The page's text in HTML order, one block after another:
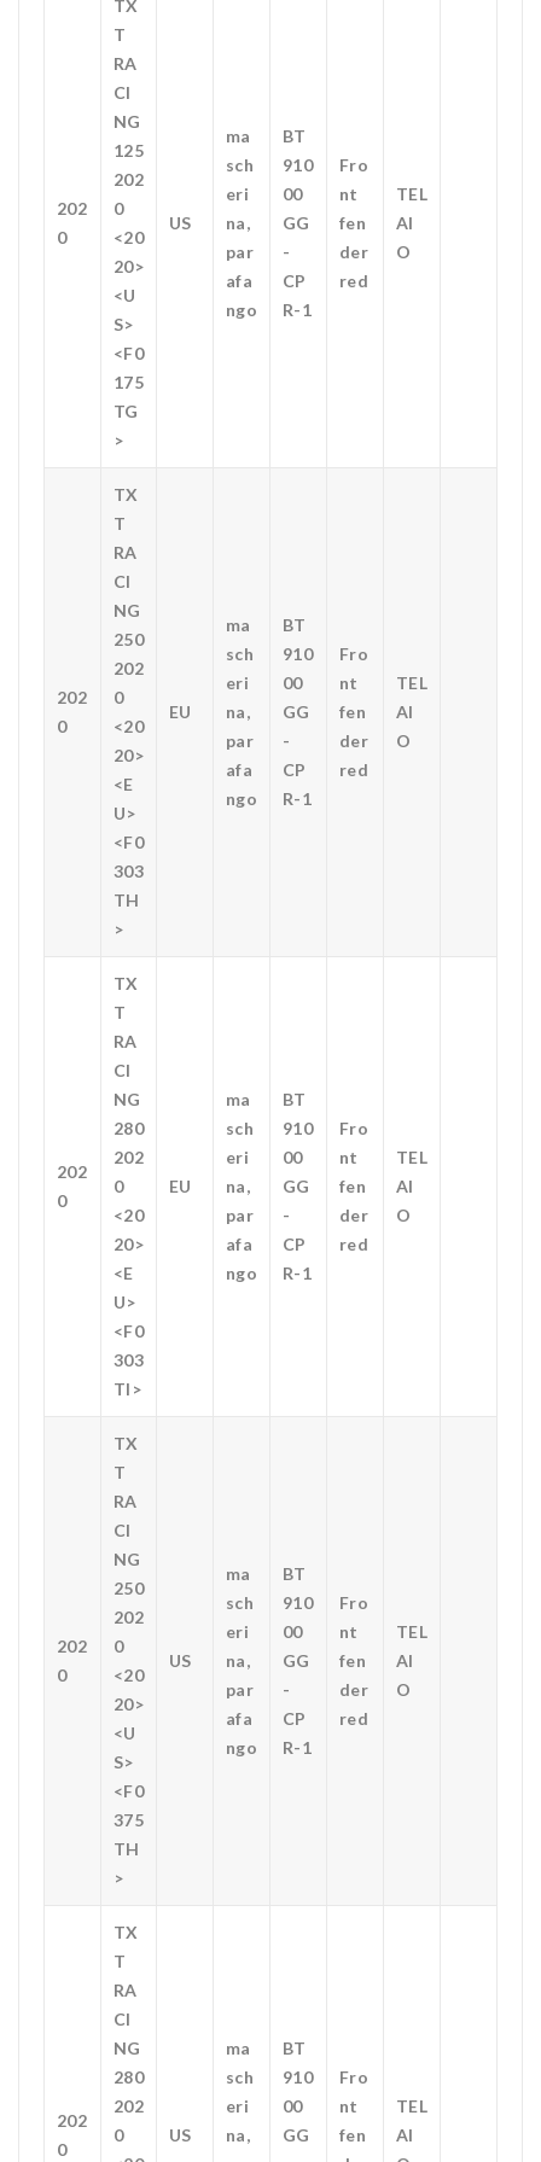
202
0
TX
T
RA
CI
NG
125
202
0
<20
20>
<U
S>
<F0
175
TG
>
US
ma
sch
eri
na,
par
afa
ngo
BT
910
00
GG
-
CP
R-1
Fro
nt
fen
der
red
TEL
AI
O
202
0
TX
T
RA
CI
NG
250
202
0
<20
20>
<E
U>
<F0
303
TH
>
EU
ma
sch
eri
na,
par
afa
ngo
BT
910
00
GG
-
CP
R-1
Fro
nt
fen
der
red
TEL
AI
O
202
0
TX
T
RA
CI
NG
280
202
0
<20
20>
<E
U>
<F0
303
TI>
EU
ma
sch
eri
na,
par
afa
ngo
BT
910
00
GG
-
CP
R-1
Fro
nt
fen
der
red
TEL
AI
O
202
0
TX
T
RA
CI
NG
250
202
0
<20
20>
<U
S>
<F0
375
TH
>
US
ma
sch
eri
na,
par
afa
ngo
BT
910
00
GG
-
CP
R-1
Fro
nt
fen
der
red
TEL
AI
O
202
0
TX
T
RA
CI
NG
280
202
0
US
ma
sch
eri
na,
BT
910
00
GG
Fro
nt
fen
TEL
AI